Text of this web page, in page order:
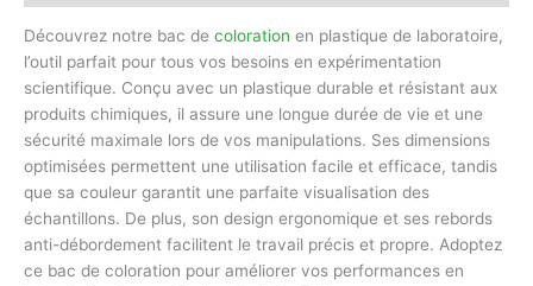
Découvrez notre bac de coloration en plastique de laboratoire,
l’outil parfait pour tous vos besoins en expérimentation
scientifique. Conçu avec un plastique durable et résistant aux
produits chimiques, il assure une longue durée de vie et une
sécurité maximale lors de vos manipulations. Ses dimensions
optimisées permettent une utilisation facile et efficace, tandis
que sa couleur garantit une parfaite visualisation des
échantillons. De plus, son design ergonomique et ses rebords
anti-débordement facilitent le travail précis et propre. Adoptez
ce bac de coloration pour améliorer vos performances en